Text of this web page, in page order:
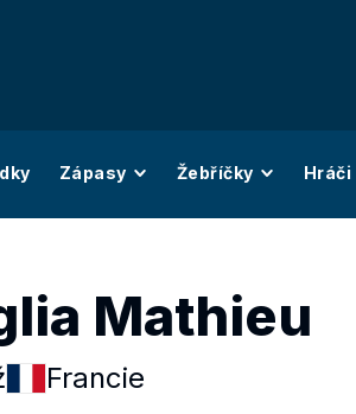
Zápasy Žebříčky Hráči
Mathieu
Francie